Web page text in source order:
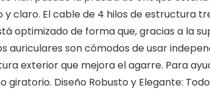
y claro. El cable de 4 hilos de estructura
optimizado de forma que, gracias a la
auriculares son cómodos de usar
exterior que mejora el agarre. Para
giratorio. Diseño Robusto y Elegante: